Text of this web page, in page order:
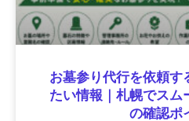
お墓参り代行を依頼す
たい情報｜札幌でスム
の確認ポ